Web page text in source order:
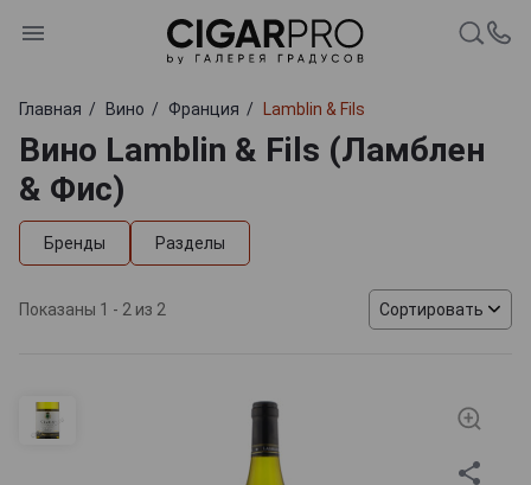
Главная Вино Франция Lamblin & Fils
Вино Lamblin & Fils (Ламблен
& Фис)
Бренды Разделы
Показаны 1 - 2 из 2 Сортировать